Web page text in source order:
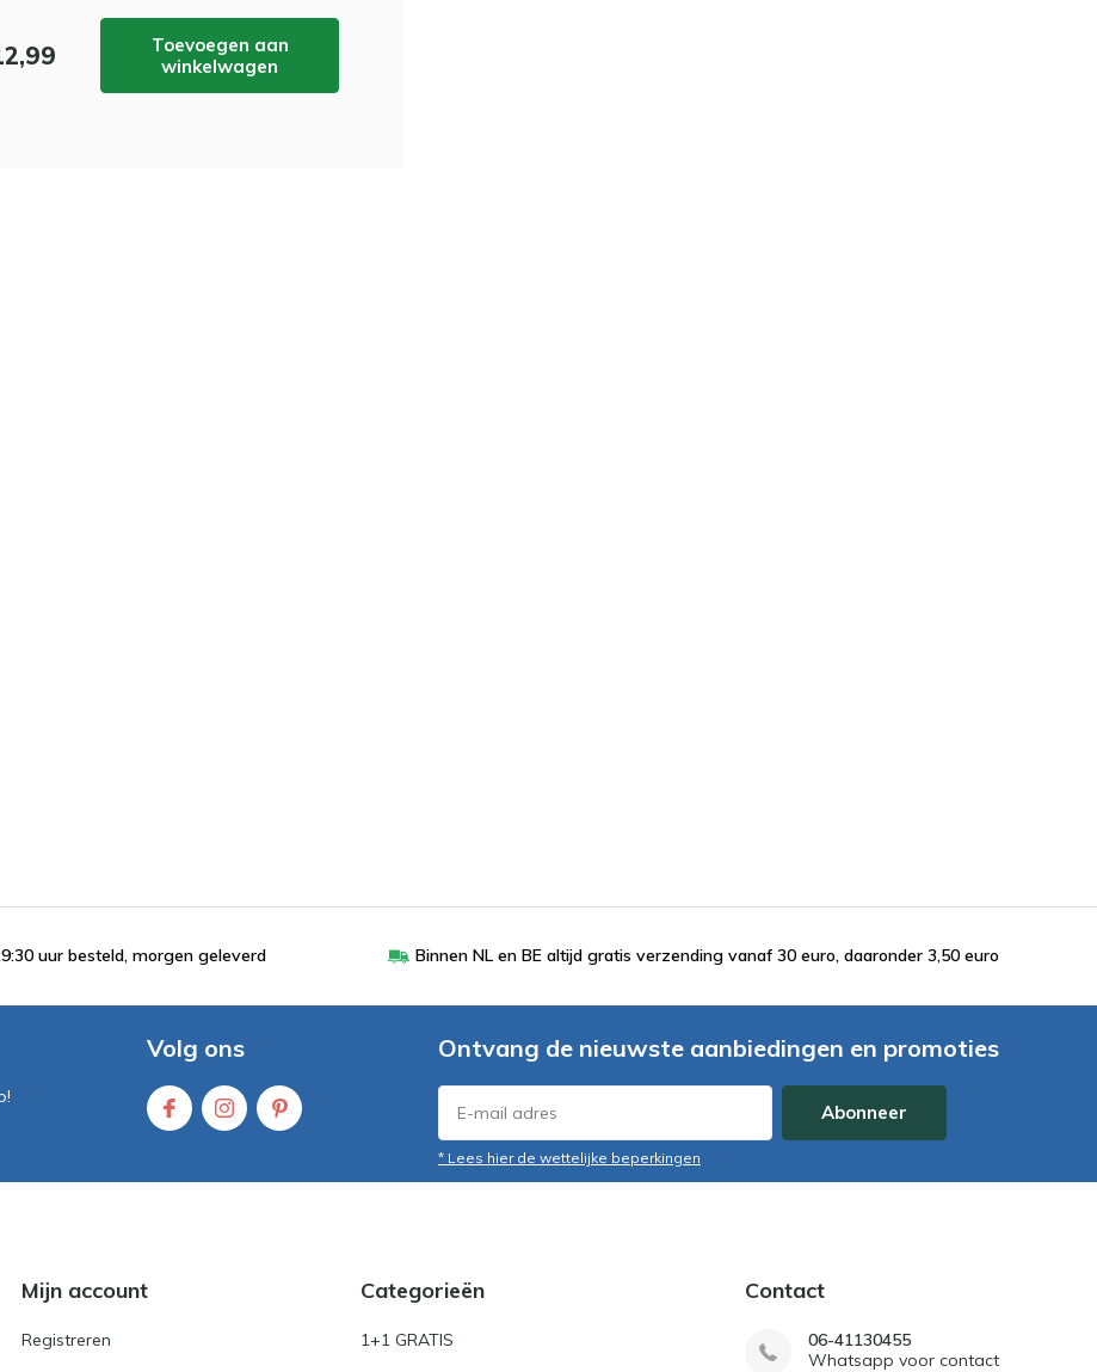
Toevoegen aan
winkelwagen
uur besteld, morgen geleverd Binnen NL en BE altijd gratis verzending vanaf 30 euro, daaronder 3,50 euro
Volg ons Ontvang de nieuwste aanbiedingen en promoties
Abonneer
* Lees hier de wettelijke beperkingen
Mijn account
Registreren
Categorieën
1+1 GRATIS
Contact
06-41130455
Whatsapp voor contact